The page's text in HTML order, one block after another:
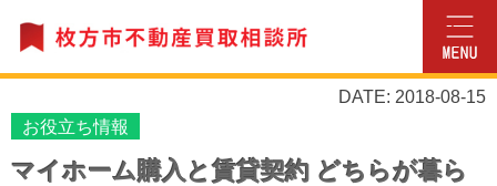
DATE: 2018-08-15
お役立ち情報
マイホーム購入と賃貸契約 どちらが暮ら